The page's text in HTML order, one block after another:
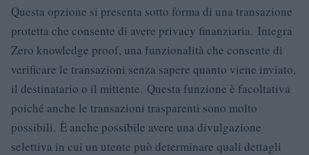
Questa opzione si presenta sotto forma di una transazione
protetta che consente di avere privacy finanziaria. Integra
Zero knowledge proof, una funzionalità che consente di
verificare le transazioni senza sapere quanto viene inviato,
il destinatario o il mittente. Questa funzione è facoltativa
poiché anche le transazioni trasparenti sono molto
possibili. È anche possibile avere una divulgazione
selettiva in cui un utente può determinare quali dettagli